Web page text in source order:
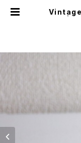
Vintage